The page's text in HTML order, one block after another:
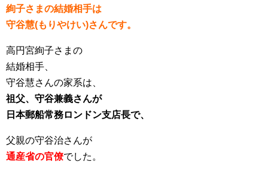
絢子さまの結婚相手は
守谷慧(もりやけい)さんです。
高円宮絢子さまの
結婚相手、
守谷慧さんの家系は、
祖父、守谷兼義さんが
日本郵船常務ロンドン支店長で、
父親の守谷治さんが
通産省の官僚でした。